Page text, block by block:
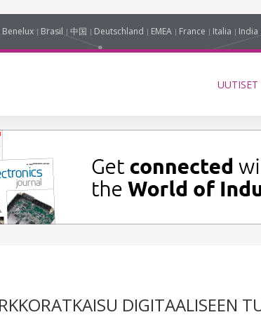
Benelux Brasil 中国 Deutschland EMEA France Italia India
UUTISET
DIGITAALISEEN